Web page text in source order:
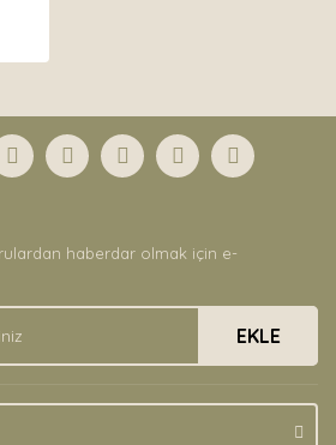
haberdar olmak için e-
EKLE